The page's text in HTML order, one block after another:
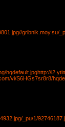
//gribnik.moy.su/
hqdefault.jpghttp://
vi/S6HGs7sr8r8/
/_pu/1/